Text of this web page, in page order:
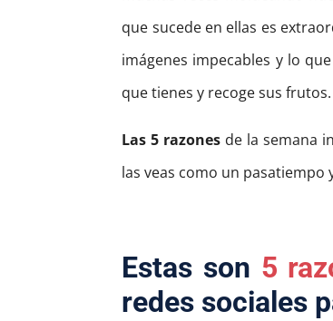
que sucede en ellas es
imágenes impecables y lo
que tienes y recoge sus frutos.
Las 5 razones de la semana
las veas como un pasatiempo
Estas son 5
redes sociales